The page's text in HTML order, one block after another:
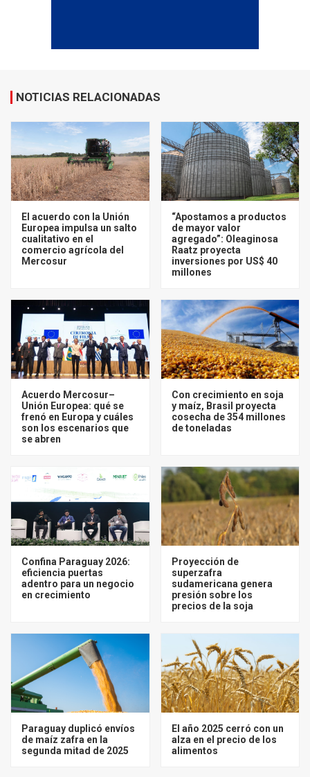
NOTICIAS RELACIONADAS
El acuerdo con la Unión
Europea impulsa un salto
cualitativo en el
comercio agrícola del
Mercosur
“Apostamos a productos
de mayor valor
agregado”: Oleaginosa
Raatz proyecta
inversiones por US$ 40
millones
Acuerdo Mercosur–
Unión Europea: qué se
frenó en Europa y cuáles
son los escenarios que
se abren
Con crecimiento en soja
y maíz, Brasil proyecta
cosecha de 354 millones
de toneladas
Confina Paraguay 2026:
eficiencia puertas
adentro para un negocio
en crecimiento
Proyección de
superzafra
sudamericana genera
presión sobre los
precios de la soja
Paraguay duplicó envíos
de maíz zafra en la
segunda mitad de 2025
El año 2025 cerró con un
alza en el precio de los
alimentos